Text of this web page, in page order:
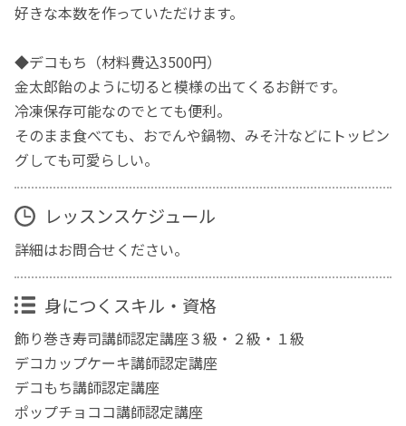
好きな本数を作っていただけます。
◆デコもち（材料費込3500円）
金太郎飴のように切ると模様の出てくるお餅です。
冷凍保存可能なのでとても便利。
そのまま食べても、おでんや鍋物、みそ汁などにトッピン
グしても可愛らしい。
レッスンスケジュール
詳細はお問合せください。
身につくスキル・資格
飾り巻き寿司講師認定講座３級・２級・１級
デコカップケーキ講師認定講座
デコもち講師認定講座
ポップチョココ講師認定講座